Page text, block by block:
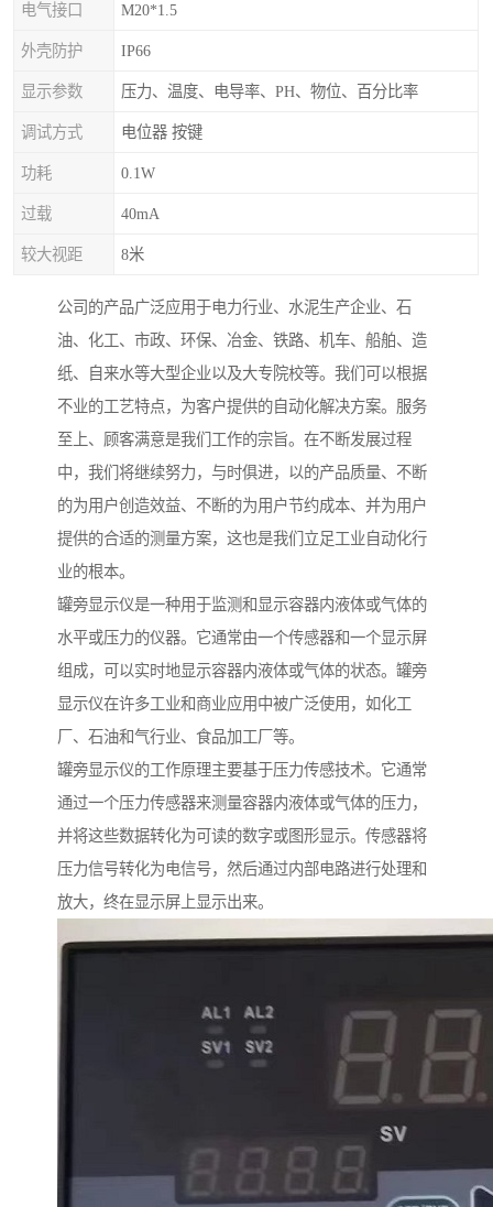
电气接口 M20*1.5
外壳防护 IP66
显示参数 压力、温度、电导率、PH、物位、百分比率
调试方式 电位器 按键
功耗 0.1W
过载 40mA
较大视距 8米
公司的产品广泛应用于电力行业、水泥生产企业、石
油、化工、市政、环保、冶金、铁路、机车、船舶、造
纸、自来水等大型企业以及大专院校等。我们可以根据
不业的工艺特点，为客户提供的自动化解决方案。服务
至上、顾客满意是我们工作的宗旨。在不断发展过程
中，我们将继续努力，与时俱进，以的产品质量、不断
的为用户创造效益、不断的为用户节约成本、并为用户
提供的合适的测量方案，这也是我们立足工业自动化行
业的根本。
罐旁显示仪是一种用于监测和显示容器内液体或气体的
水平或压力的仪器。它通常由一个传感器和一个显示屏
组成，可以实时地显示容器内液体或气体的状态。罐旁
显示仪在许多工业和商业应用中被广泛使用，如化工
厂、石油和气行业、食品加工厂等。
罐旁显示仪的工作原理主要基于压力传感技术。它通常
通过一个压力传感器来测量容器内液体或气体的压力，
并将这些数据转化为可读的数字或图形显示。传感器将
压力信号转化为电信号，然后通过内部电路进行处理和
放大，终在显示屏上显示出来。